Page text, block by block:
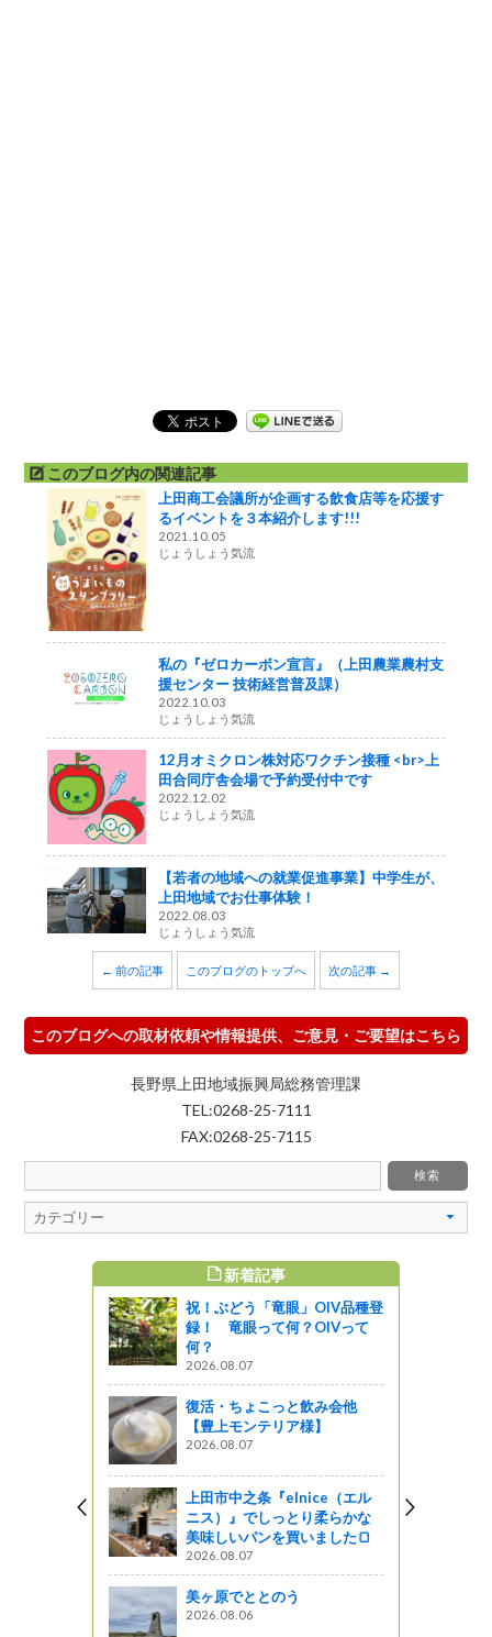
このブログ内の関連記事
上田商工会議所が企画する飲食店等を応援す
るイベントを３本紹介します!!!
2021.10.05
じょうしょう気流
私の『ゼロカーボン宣言』（上田農業農村支
援センター 技術経営普及課）
2022.10.03
じょうしょう気流
12月オミクロン株対応ワクチン接種 <br>上
田合同庁舎会場で予約受付中です
2022.12.02
じょうしょう気流
【若者の地域への就業促進事業】中学生が、
上田地域でお仕事体験！
2022.08.03
じょうしょう気流
← 前の記事 このブログのトップへ 次の記事 →
このブログへの取材依頼や情報提供、ご意見・ご要望はこちら
長野県上田地域振興局総務管理課
TEL:0268-25-7111
FAX:0268-25-7115
竜眼」OIV品種登
『elnice（エル
とり柔らかな
WEEKLY TOP5
8/8(土)8/9(日)開催！第65回信
州上田七夕まつり
【上田地域振興局登山部】根
子岳ハイキング＆ソフトクリ
ーム♪
上田市大手〖HOTELLI SAL
O〗で素敵なランチを食べまし
た
2026.05.15
美ヶ原でととのう
2026.08.06